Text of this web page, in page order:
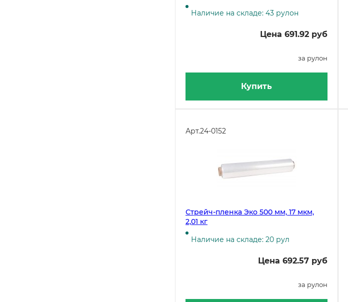
Наличие на складе: 43 рулон
Цена 691.92 руб
за рулон
Купить
Арт.24-0152
Стрейч-пленка Эко 500 мм, 17 мкм,
2,01 кг
Наличие на складе: 20 рул
Цена 692.57 руб
за рулон